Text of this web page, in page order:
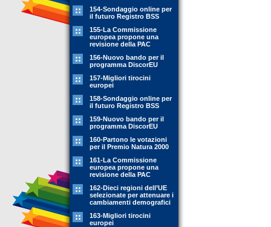
154-Sondaggio online per
il futuro Registro BSS
155-La Commissione
europea propone una
revisione della PAC
156-Nuovo bando per il
programma DiscorEU
157-Migliori tirocini
europei
158-Sondaggio online per
il futuro Registro BSS
159-Nuovo bando per il
programma DiscorEU
160-Partono le votazioni
per il Premio Natura 2000
161-La Commissione
europea propone una
revisione della PAC
162-Dieci regioni dell’UE
selezionate per attenuare i
cambiamenti demografici
163-Migliori tirocini
europei